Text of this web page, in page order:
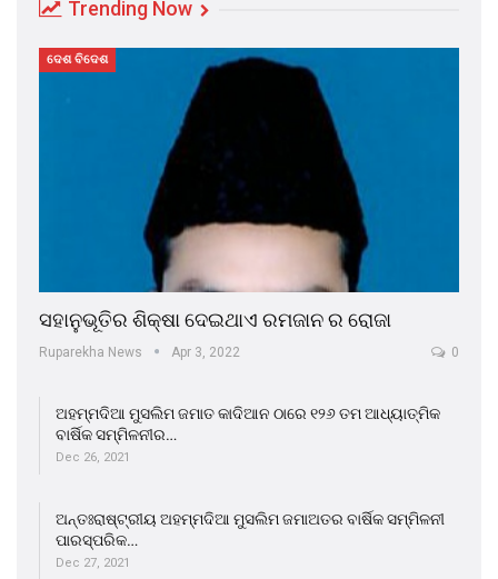
Trending Now
ଦେଶ ବିଦେଶ
ସହାନୁଭୂତିର ଶିକ୍ଷା ଦେଇଥାଏ ରମଜାନ ର ରୋଜା
Ruparekha News Apr 3, 2022 0
ଅହମ୍ମଦିଆ ମୁସଲିମ ଜମାତ କାଦିଆନ ଠାରେ ୧୨୬ ତମ ଆଧ୍ୟାତ୍ମିକ
ବାର୍ଷିକ ସମ୍ମିଳନୀର…
Dec 26, 2021
ଅନ୍ତଃରାଷ୍ଟ୍ରୀୟ ଅହମ୍ମଦିଆ ମୁସଲିମ ଜମାଅତର ବାର୍ଷିକ ସମ୍ମିଳନୀ
ପାରସ୍ପରିକ…
Dec 27, 2021